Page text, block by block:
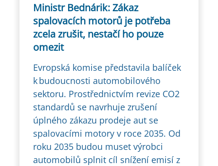
Ministr Bednárik: Zákaz
spalovacích motorů je potřeba
zcela zrušit, nestačí ho pouze
omezit
Evropská komise představila balíček
k budoucnosti automobilového
sektoru. Prostřednictvím revize CO2
standardů se navrhuje zrušení
úplného zákazu prodeje aut se
spalovacími motory v roce 2035. Od
roku 2035 budou muset výrobci
automobilů splnit cíl snížení emisí z